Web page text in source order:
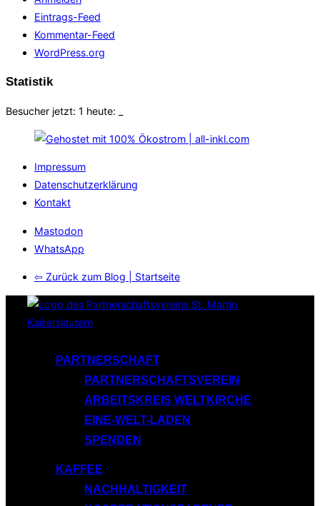
Eintrags-Feed
Kommentar-Feed
WordPress.org
Statistik
Besucher jetzt: 1 heute:
Impressum
Datenschutzerklärung
Kontakt
Mastodon
WhatsApp
⇦ Zurück zum Blog | Startseite
Inhalt
PARTNERSCHAFT
PARTNERSCHAFTSVEREIN
ARBEITSKREIS WELTKIRCHE
EINE-WELT-LADEN
SPENDEN
KAFFEE
NACHHALTIGKEIT